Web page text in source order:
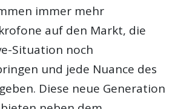
immer mehr
auf den Markt, die
Situation noch
und jede Nuance des
Diese neue Generation